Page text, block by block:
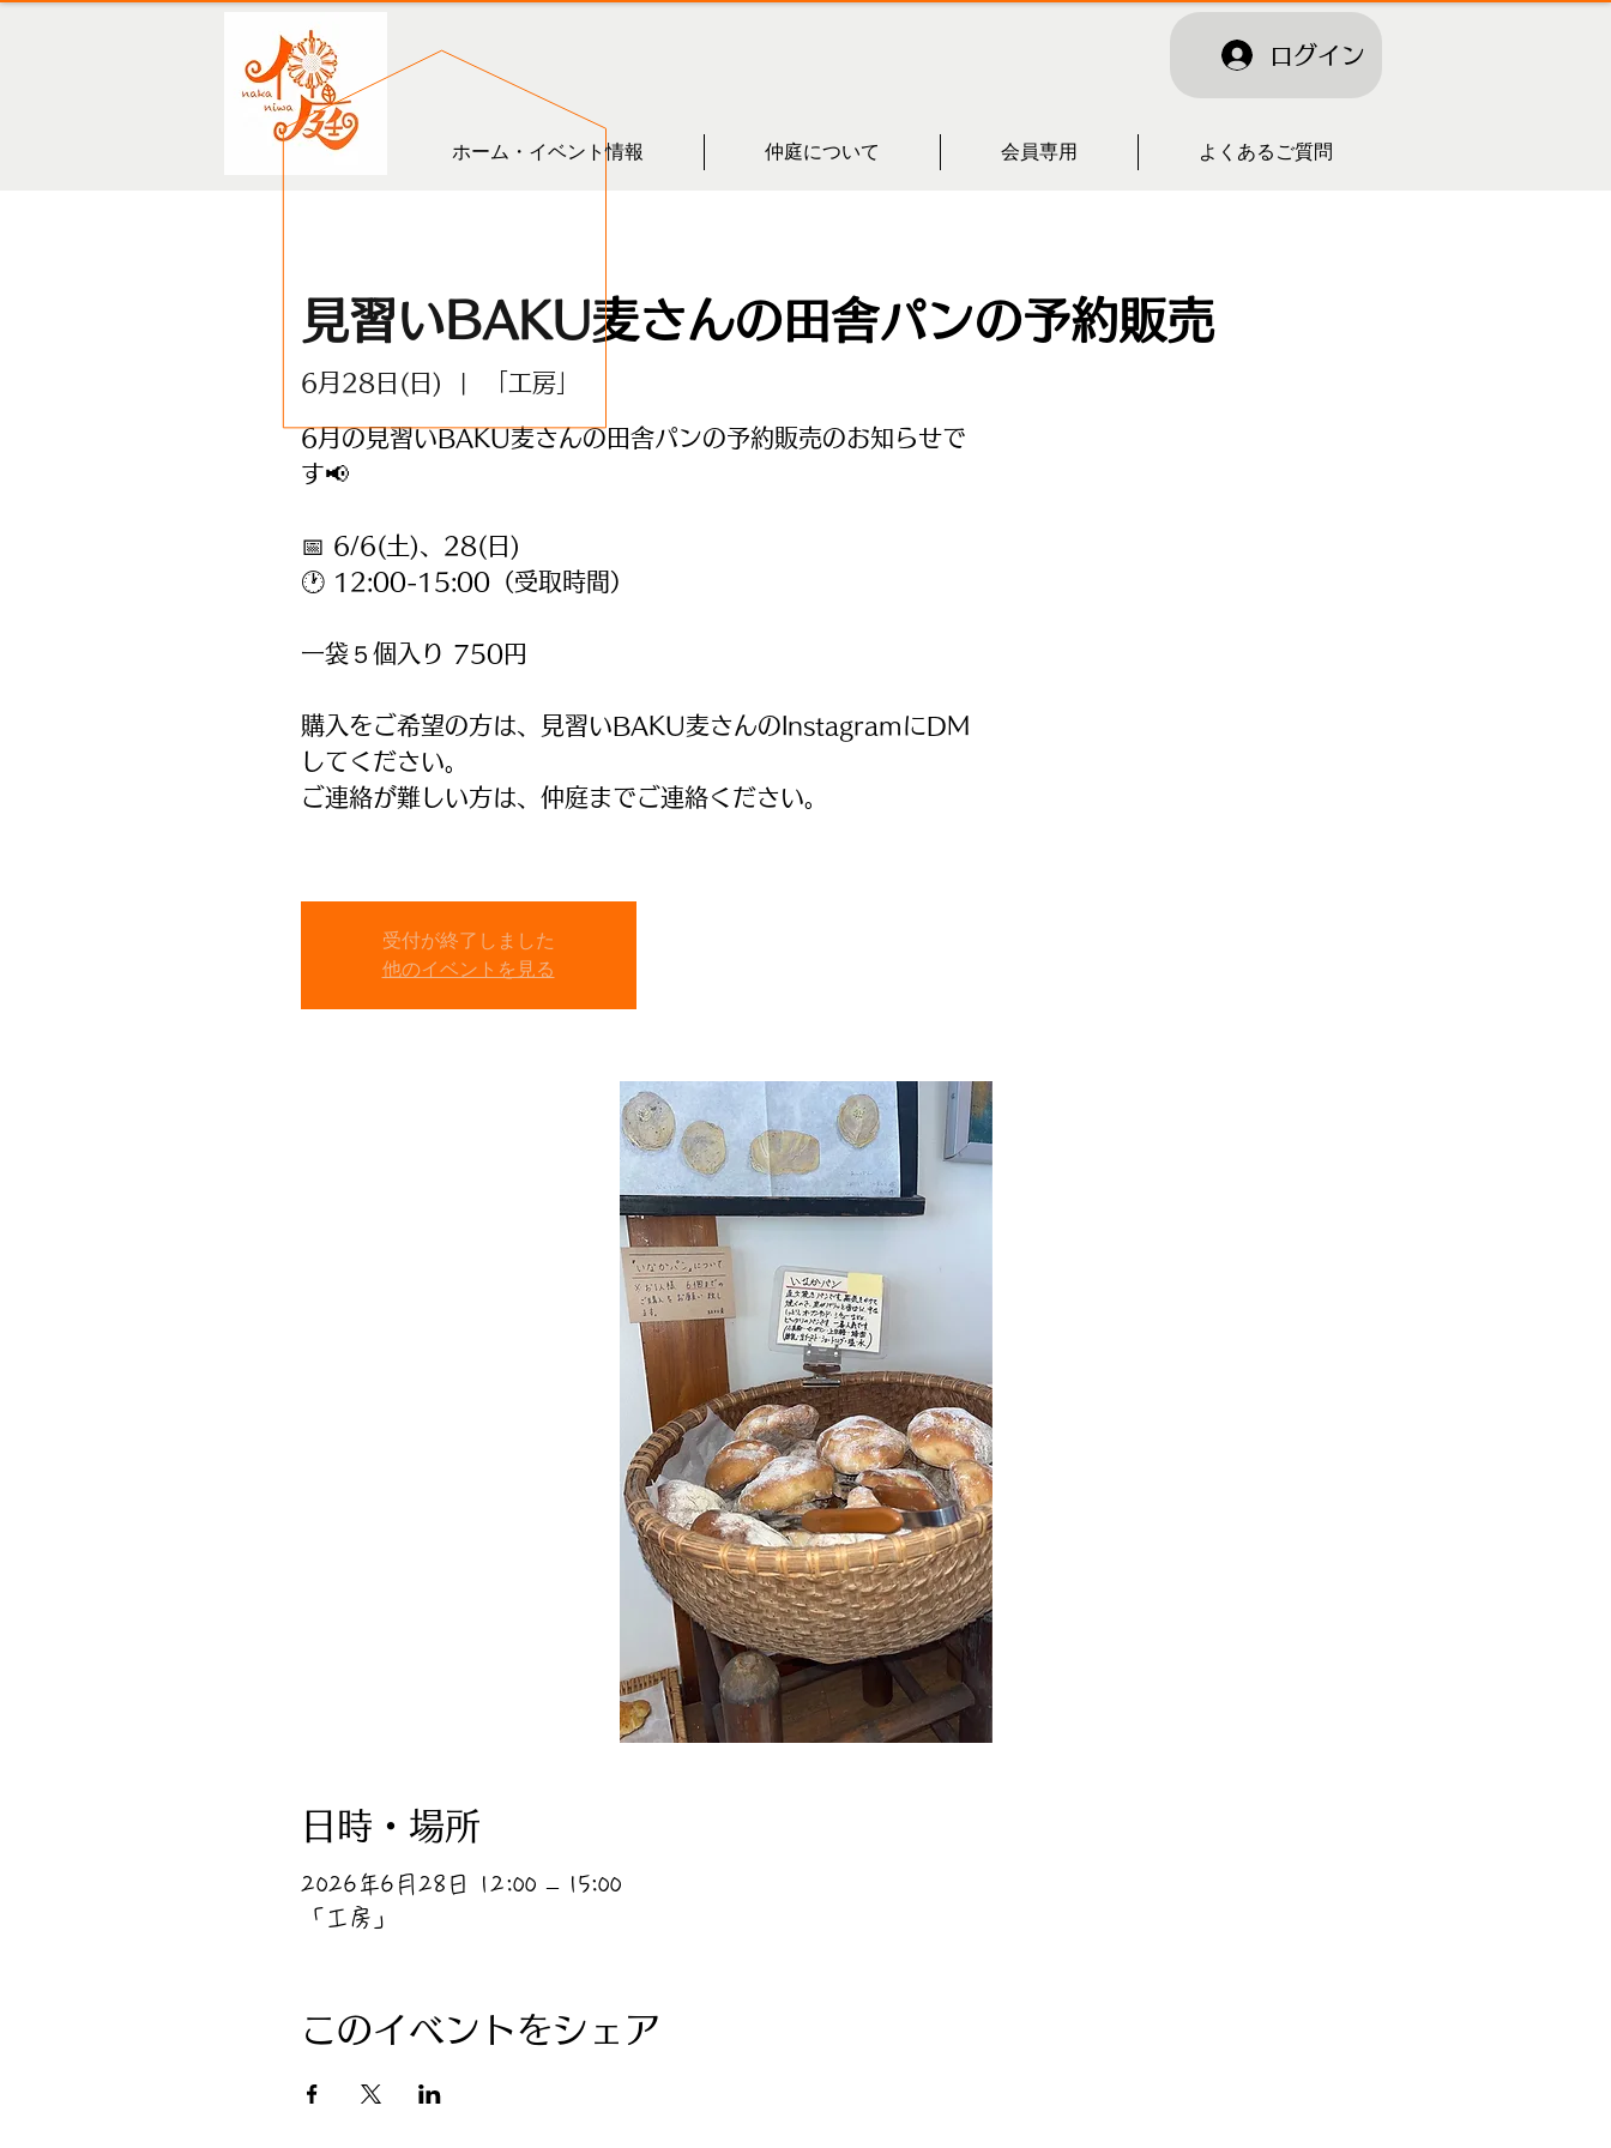
ログイン
ホーム・イベント情報 仲庭について 会員専用 よくあるご質問
見習いBAKU麦さんの田舎パンの予約販売
6月28日(日) 「工房」
6月の見習いBAKU麦さんの田舎パンの予約販売のお知らせで
す📢
📅 6/6(土)、28(日)
🕐 12:00-15:00（受取時間）
一袋５個入り 750円
購入をご希望の方は、見習いBAKU麦さんのInstagramにDM
してください。
ご連絡が難しい方は、仲庭までご連絡ください。
受付が終了しました
他のイベントを見る
日時・場所
2026年6月28日 12:00 – 15:00
「工房」
このイベントをシェア